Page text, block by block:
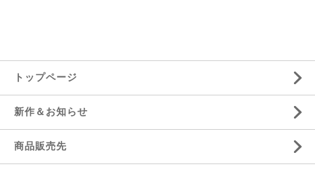
トップページ
新作＆お知らせ
商品販売先